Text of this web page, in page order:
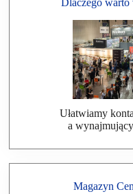
Dlaczego warto
Ułatwiamy
a
Magazyn